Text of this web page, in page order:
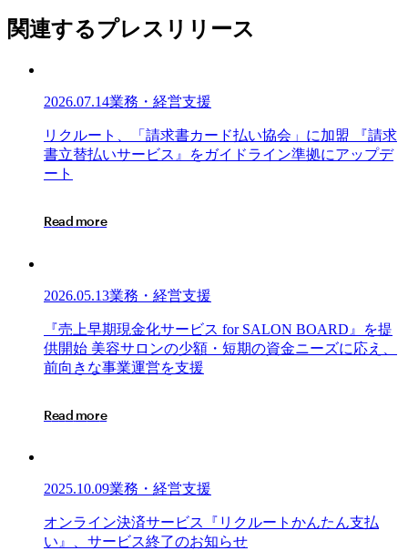
関連するプレスリリース
2026.07.14業務・経営支援
リ
ク
ル
「請
カ
ー
ド
払
い
に
求
書
立
リ ク ルー ト 「 請求書カー ド払い協会 」 に加盟 『請求
書立替払いサー ビス 』 をガイ ドライ ン準拠にアップデ
ー ト
Read more
2026.05.13業務・経営支援
『売
上
早
金
ー
ビ
ス
for
『売 上早期現金化サー ビス for SALON BOARD 』 を提
供開始 美容サ ロ ンの少額 ・ 短期の資金ニーズに応え
前向 き な事業運営を支援
Read more
2025.10.09業務・経営支援
オ
ン
オンライ ン決済サー ビス 『 リ ク ルー ト かんた ん支払
い 』 サー ビス終了のお知らせ